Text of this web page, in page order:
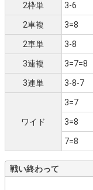
2枠単 3-6
2車複 3=8
2車単 3-8
3連複 3=7=8
3連単 3-8-7
ワイド
3=7
3=8
7=8
戦い終わって